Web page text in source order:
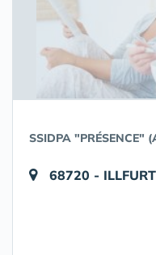
SSIDPA "PRÉSENCE"
68720 -